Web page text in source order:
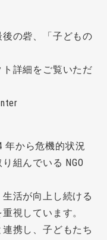
後の砦、「子どもの
詳細をご覧いただ
年から危機的状況
組んでいる NGO
活が向上し続ける
視しています。
携し、子どもたち